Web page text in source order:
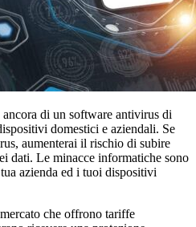
di un software antivirus di
domestici e aziendali. Se
aumenterai il rischio di subire
dati. Le minacce informatiche sono
azienda ed i tuoi dispositivi
che offrono tariffe